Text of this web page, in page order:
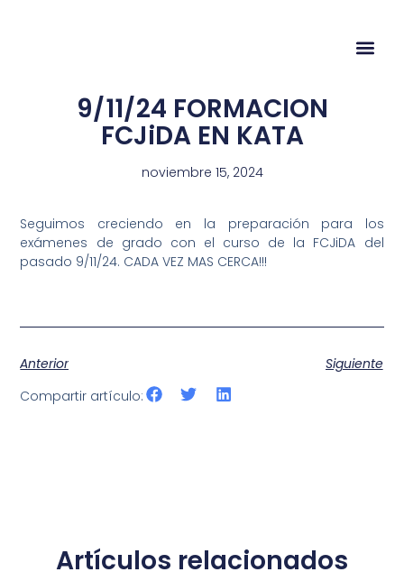
9/11/24 FORMACION
FCJiDA EN KATA
noviembre 15, 2024
Seguimos creciendo en la preparación para los
exámenes de grado con el curso de la FCJiDA del
pasado 9/11/24. CADA VEZ MAS CERCA!!!
Anterior
Siguiente
Compartir artículo:
Artículos relacionados